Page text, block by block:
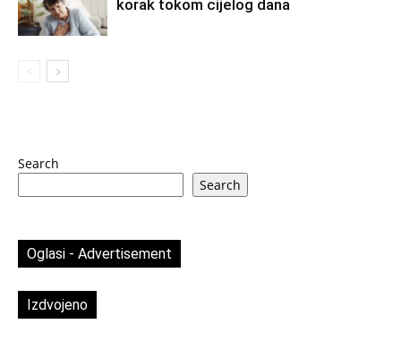
korak tokom cijelog dana
Search
Search
Oglasi - Advertisement
Izdvojeno